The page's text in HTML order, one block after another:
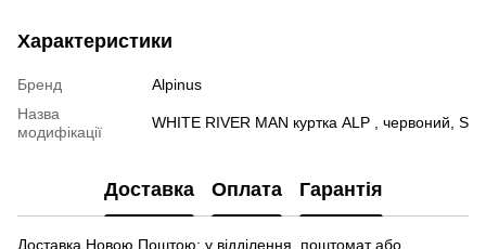
Характеристики
Бренд
Alpinus
Назва
модифікації
WHITE RIVER MAN куртка ALP , червоний, S
Доставка Оплата Гарантія
Доставка Новою Поштою: у відділення, поштомат або